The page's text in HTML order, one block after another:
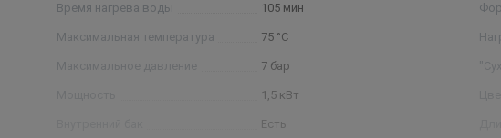
Время нагрева воды 105 мин
Максимальная температура 75 °С
Максимальное давление 7 бар
1,5 кВт
Есть